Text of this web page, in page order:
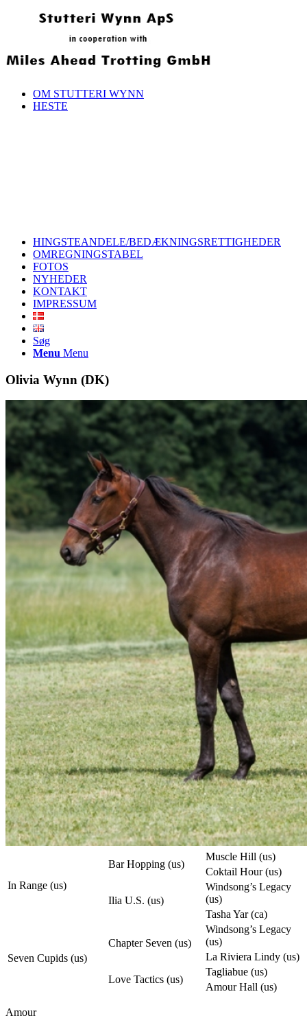
OM STUTTERI WYNN
HESTE
HINGSTEANDELE/BEDÆKNINGSRETTIGHEDER
OMREGNINGSTABEL
FOTOS
NYHEDER
KONTAKT
IMPRESSUM
Søg
Menu Menu
Olivia Wynn (DK)
In Range (us)
Bar Hopping (us)
Muscle Hill (us)
Coktail Hour (us)
Ilia U.S. (us)
Windsong’s Legacy
(us)
Tasha Yar (ca)
Seven Cupids (us)
Chapter Seven (us)
Windsong’s Legacy
(us)
La Riviera Lindy (us)
Love Tactics (us)
Tagliabue (us)
Amour Hall (us)
Amour